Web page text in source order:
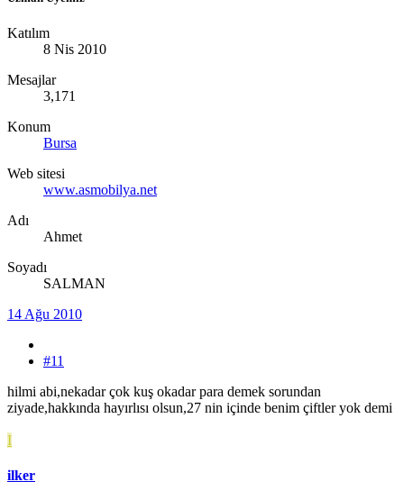
Katılım
8 Nis 2010
Mesajlar
3,171
Konum
Bursa
Web sitesi
www.asmobilya.net
Adı
Ahmet
Soyadı
SALMAN
14 Ağu 2010
#11
hilmi abi,nekadar çok kuş okadar para demek sorundan
ziyade,hakkında hayırlısı olsun,27 nin içinde benim çiftler yok demi
I
ilker